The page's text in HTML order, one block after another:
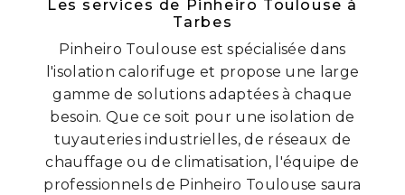
Les services de Pinheiro Toulouse à
Tarbes
Pinheiro Toulouse est spécialisée dans
l'isolation calorifuge et propose une large
gamme de solutions adaptées à chaque
besoin. Que ce soit pour une isolation de
tuyauteries industrielles, de réseaux de
chauffage ou de climatisation, l'équipe de
professionnels de Pinheiro Toulouse saura